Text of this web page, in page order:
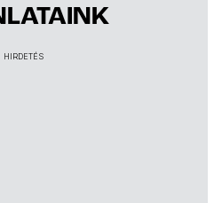
HIRDETÉS